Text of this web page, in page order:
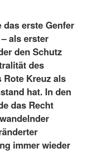
das erste Genfer
als erster
den Schutz
des
Kreuz als
hat. In den
das Recht
immer wieder